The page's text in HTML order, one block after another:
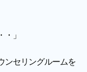
」
ンセリングルームを